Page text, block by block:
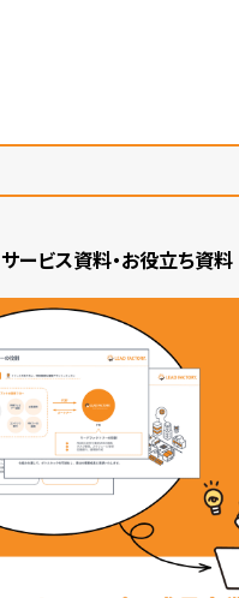
サービス資料・お役立ち資料